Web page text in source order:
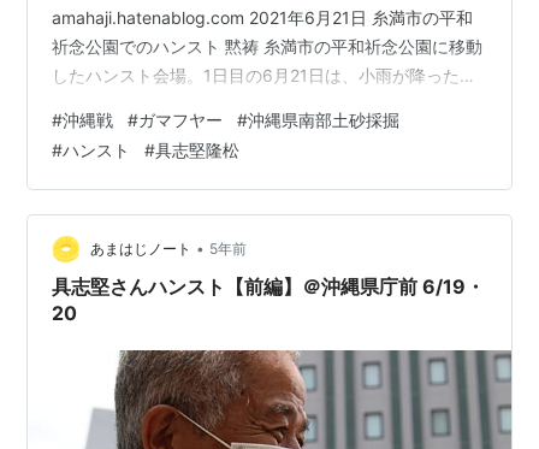
amahaji.hatenablog.com 2021年6月21日 糸満市の平和
祈念公園でのハンスト 黙祷 糸満市の平和祈念公園に移動
したハンスト会場。1日目の6月21日は、小雨が降ったり
当時も同じだったのかなと76年前におもいをはせる。
#沖縄戦 #ガマフヤー #沖縄県南部土砂採掘
#ハンスト #具志堅隆松
あまはじノート • 5年前
具志堅さんハンスト【前編】＠沖縄県庁前 6/19・
20